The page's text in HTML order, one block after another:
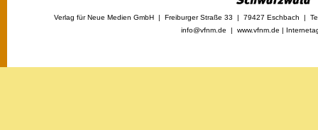
Verlag für Neue Medien GmbH | Freiburger Straße 33 | 79427 Eschbach |
info@vfnm.de | www.vfnm.de |